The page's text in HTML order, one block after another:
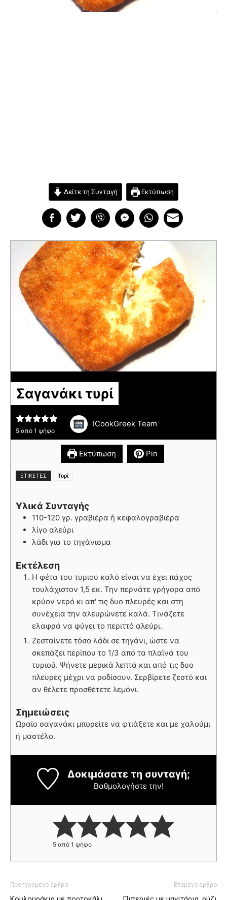
Δείτε τη Συνταγή Εκτύπωση
Σαγανάκι τυρί
5 από 1 ψήφο
ICookGreek Team
Εκτύπωση Pin
ΕΤΙΚΈΤΕΣ Τυρί
Υλικά Συνταγής
110-120 γρ. γραβιέρα ή κεφαλογραβιέρα
λίγο αλεύρι
λάδι για το τηγάνισμα
Εκτέλεση
Η φέτα του τυριού καλό είναι να έχει πάχος
τουλάχιστον 1,5 εκ. Την περνάτε γρήγορα από
κρύον νερό κι απ' τις δυο πλευρές και στη
συνέχεια την αλευρώνετε καλά. Τινάζετε
ελαφρά να φύγει το περιττό αλεύρι.
Ζεσταίνετε τόσο λάδι σε τηγάνι, ώστε να
σκεπάζει περίπου το 1/3 από τα πλαϊνά του
τυριού. Ψήνετε μερικά λεπτά και από τις δυο
πλευρές μέχρι να ροδίσουν. Σερβίρετε ζεστό και
αν θέλετε προσθέτετε λεμόνι.
Σημειώσεις
Ωραίο σαγανάκι μπορείτε να φτιάξετε και με χαλούμι
ή μαστέλο.
Δοκιμάσατε τη συνταγή;
Βαθμολογήστε την!
5 από 1 ψήφο
Προηγούμενο άρθρο Επόμενο άρθρο